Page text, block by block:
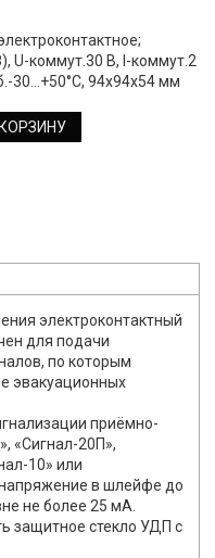
U-коммут.30 В, I-коммут.2
30...+50°С, 94х94х54 мм
электроконтактный
для подачи
по которым
эвакуационных
приёмно-
«Сигнал-20П»,
10» или
в шлейфе до
не более 25 мА.
защитное стекло УДП с